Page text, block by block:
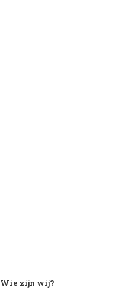
Wie zijn wij?